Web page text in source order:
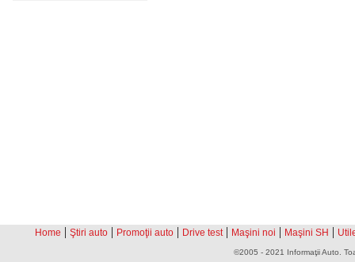
Home | Ştiri auto | Promoţii auto | Drive test | Maşini noi | Maşini SH |
©2005 - 2021 Informaţii Auto.